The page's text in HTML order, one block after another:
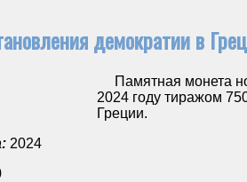
демократии в
Памятная монета
2024 году тиражом
Греции.
2024